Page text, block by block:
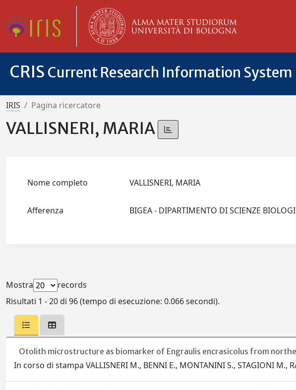
CRIS Current Research Information System
IRIS Pagina ricercatore
VALLISNERI, MARIA
Nome completo VALLISNERI, MARIA
Afferenza BIGEA - DIPARTIMENTO DI SCIENZE
Mostra
records
Risultati 1 - 20 di 96 (tempo di esecuzione: 0.066 secondi).
Otolith microstructure as biomarker of Engraulis encrasicolus from
In corso di stampa VALLISNERI M., BENNI E., MONTANINI S., STAGIONI M.,